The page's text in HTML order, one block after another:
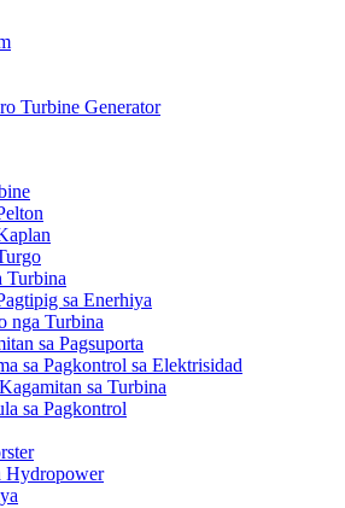
Turbina
sa Enerhiya
nga Turbina
sa Pagsuporta
sa Pagkontrol sa Elektrisidad
sa Turbina
sa Pagkontrol
Hydropower